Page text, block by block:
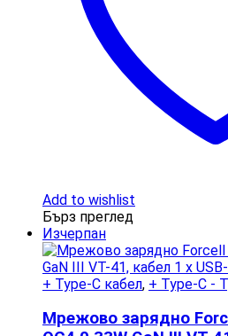
Add to wishlist
Бърз преглед
Изчерпан
+ Type-C кабел, + Type-C -
Мрежово зарядно